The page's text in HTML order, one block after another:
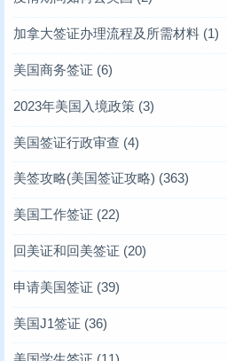
加拿大签证办理流程及所需材料 (1)
美国商务签证 (6)
2023年美国入境政策 (3)
美国签证行政审查 (4)
美签攻略(美国签证攻略) (363)
美国工作签证 (22)
回美证和回美签证 (20)
申请美国签证 (39)
美国J1签证 (36)